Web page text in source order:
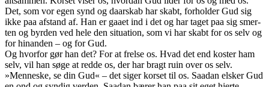
Det, som vor egen synd og daarskab har skabt, forholder Gud sig
ikke paa afstand af. Han er gaaet ind i det og har taget paa sig smer-
ten og byrden ved hele den situation, som vi har skabt for os selv og
for hinanden – og for Gud.
Og hvorfor gør han det? For at frelse os. Hvad det end koster ham
selv, vil han søge at redde os, der har bragt ruin over os selv.
»Menneske, se din Gud« – det siger korset til os. Saadan elsker Gud